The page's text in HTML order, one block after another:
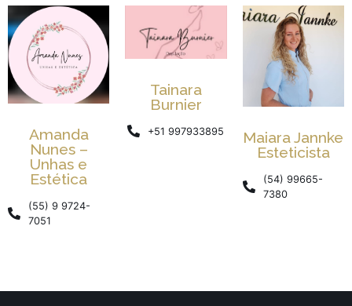
Amanda
Nunes –
Unhas e
Estética
(55) 9 9724-
7051
Tainara
Burnier
+51 997933895
Maiara Jannke
Esteticista
(54) 99665-
7380